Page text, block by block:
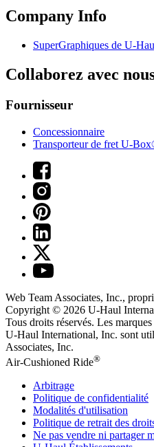
Company Info
SuperGraphiques de U-
Collaborez avec
Fournisseur
Concessionnaire
Transporteur de fret U-
Web Team Associates, Inc.,
Copyright © 2026 U-Haul
Tous droits réservés. Les
U-Haul International, Inc. sont
Associates, Inc.
Air-Cushioned Ride®
Arbitrage
Politique de confidentialité
Modalités d'utilisation
Politique de retrait des
Ne pas vendre ni partager